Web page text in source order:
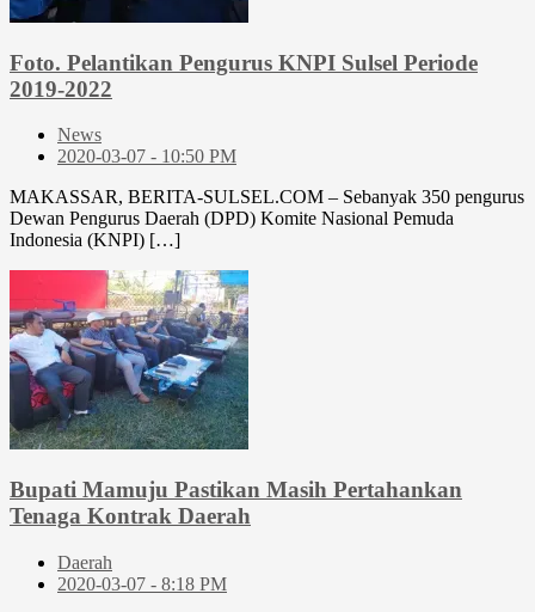
Foto. Pelantikan Pengurus KNPI Sulsel Periode
2019-2022
News
2020-03-07 - 10:50 PM
MAKASSAR, BERITA-SULSEL.COM – Sebanyak 350 pengurus
Dewan Pengurus Daerah (DPD) Komite Nasional Pemuda
Indonesia (KNPI) […]
Bupati Mamuju Pastikan Masih Pertahankan
Tenaga Kontrak Daerah
Daerah
2020-03-07 - 8:18 PM